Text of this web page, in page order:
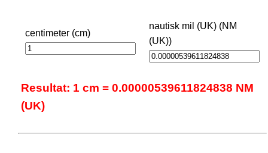
centimeter (cm)
nautisk mil (UK) (NM
(UK))
Resultat: 1 cm = 0.00000539611824838 NM
(UK)